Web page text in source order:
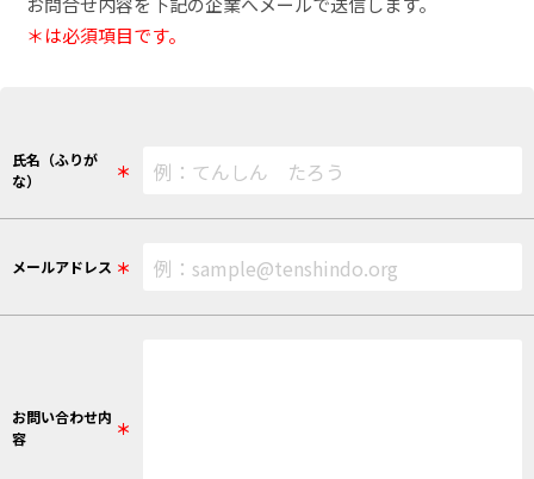
＊は必須項目です。
氏名（ふりが
な）
＊
メールアドレス ＊
お問い合わせ内
容
＊